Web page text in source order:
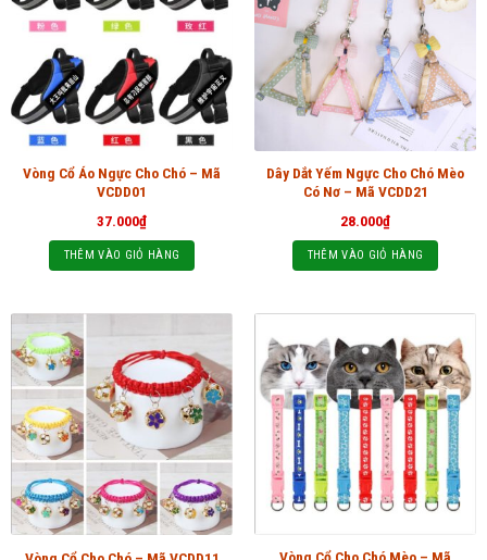
Vòng Cổ Áo Ngực Cho Chó – Mã
VCDD01
37.000₫
THÊM VÀO GIỎ HÀNG
Dây Dắt Yếm Ngực Cho Chó Mèo
Có Nơ – Mã VCDD21
28.000₫
THÊM VÀO GIỎ HÀNG